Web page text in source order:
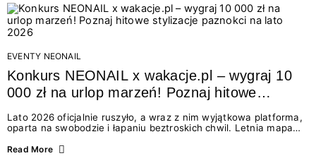
zmysłami: przez soczysty kolor, aksamitną teksturę,
orzeźwiający zapach i słodki akcent na podniebieniu. Tego lata
NEONAIL łączy siły z marką Willisch, tworząc unikalny projekt
na styku jedzenia i piękna....
EVENTY NEONAIL
Konkurs NEONAIL x wakacje.pl – wygraj 10
000 zł na urlop marzeń! Poznaj hitowe
Lato 2026 oficjalnie ruszyło, a wraz z nim wyjątkowa platforma,
oparta na swobodzie i łapaniu beztroskich chwil. Letnia mapa
doświadczenia wakacji – od spontanicznych wyjazdów, przez
Read More